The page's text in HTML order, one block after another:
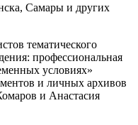
Самары и других
тематического
профессиональная
условиях»
и личных архивов
и Анастасия